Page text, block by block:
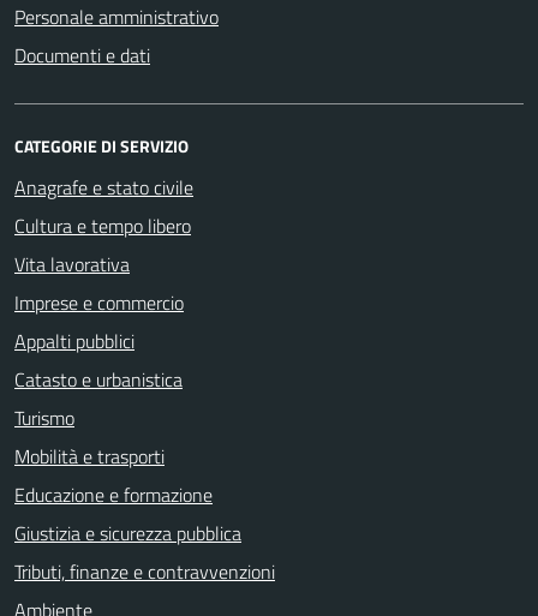
Personale amministrativo
Documenti e dati
CATEGORIE DI SERVIZIO
Anagrafe e stato civile
Cultura e tempo libero
Vita lavorativa
Imprese e commercio
Appalti pubblici
Catasto e urbanistica
Turismo
Mobilità e trasporti
Educazione e formazione
Giustizia e sicurezza pubblica
Tributi, finanze e contravvenzioni
Ambiente